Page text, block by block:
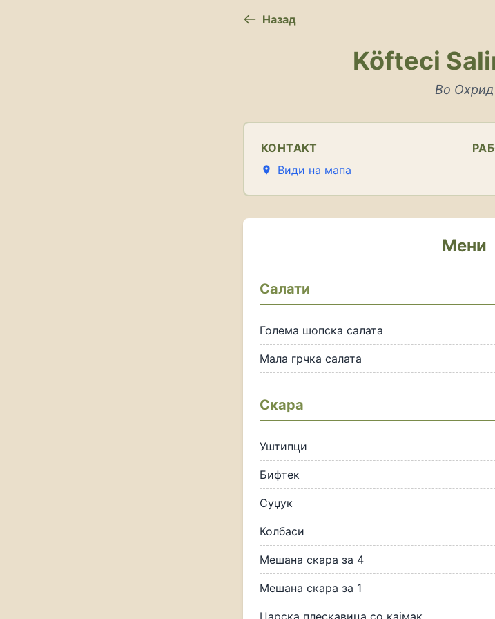
Назад
Köfteci
Во Охрид
КОНТАКТ
Види на мапа
Мени
Салати
Голема шопска салата
Мала грчка салата
Скара
Уштипци
Бифтек
Суџук
Колбаси
Мешана скара за 4
Мешана скара за 1
Царска плескавица со кајмак